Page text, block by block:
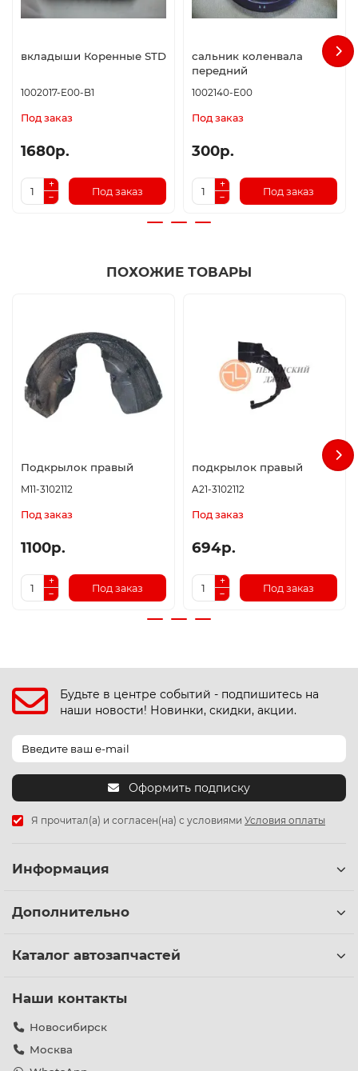
вкладыши Коренные STD
1002017-E00-B1
Под заказ
1680р.
Под заказ
сальник коленвала
передний
1002140-E00
Под заказ
300р.
Под заказ
ПОХОЖИЕ ТОВАРЫ
Подкрылок правый
M11-3102112
Под заказ
1100р.
Под заказ
подкрылок правый
A21-3102112
Под заказ
694р.
Под заказ
Будьте в центре событий - подпишитесь на
наши новости! Новинки, скидки, акции.
Оформить подписку
Я прочитал(а) и согласен(на) с условиями Условия оплаты
Информация
Дополнительно
Каталог автозапчастей
Наши контакты
Новосибирск
Москва